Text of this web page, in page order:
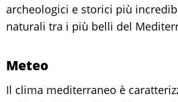
archeologici e storici più
naturali tra i più belli del
Meteo
Il clima mediterraneo è